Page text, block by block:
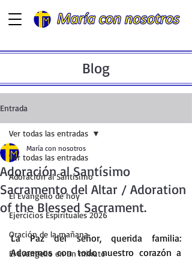
Blog
Entrada
Ver todas las entradas
Adoración al Santísimo
El Evangelio de hoy
Ejercicios Espirituales 2026
Oración de la mañana
El Evangelio en un minuto
Ver todas las entradas
Adoración al Santísimo
Sacramento del Altar / Adoration
of the Blessed Sacrament.
María con nosotros
La Paz del señor, querida familia:
Adoremos con todo nuestro corazón a